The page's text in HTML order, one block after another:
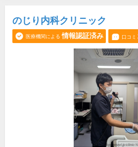
のじり内科クリニック
医療機関による 情報認証済み 口コミ